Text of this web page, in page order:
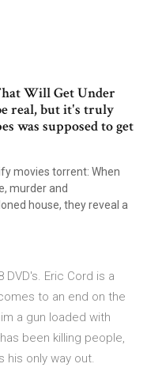
Will Get Under
real, but it's truly
was supposed to get
movies torrent: When
murder and
house, they reveal a
Eric Cord is a
to an end on the
a gun loaded with
been killing people,
his only way out.